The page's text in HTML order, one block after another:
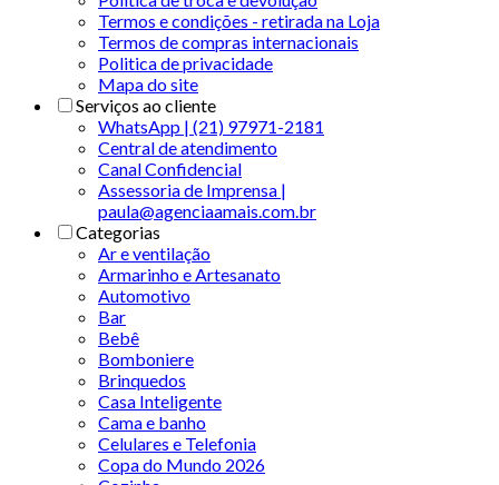
Termos e condições - retirada na Loja
Termos de compras internacionais
Politica de privacidade
Mapa do site
Serviços ao cliente
WhatsApp | (21) 97971-2181
Central de atendimento
Canal Confidencial
Assessoria de Imprensa |
paula@agenciaamais.com.br
Categorias
Ar e ventilação
Armarinho e Artesanato
Automotivo
Bar
Bebê
Bomboniere
Brinquedos
Casa Inteligente
Cama e banho
Celulares e Telefonia
Copa do Mundo 2026